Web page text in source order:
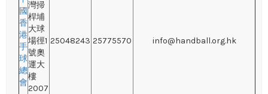
國
香
港
手
球
總
會
灣掃
桿埔
大球
場徑1
號奧
運大
樓
2007
25048243 25775570 info@handball.org.hk